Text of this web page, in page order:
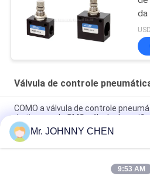
da
Válvula de controle
COMO a válvula de controle
do tipo um de SMC, válvula de
pressão de 1670L/min G1/4 do”
ASC válvula de regulação de
Série de FCV um tipo pneumático
Mr. JOHNNY CHEN
9:53 AM